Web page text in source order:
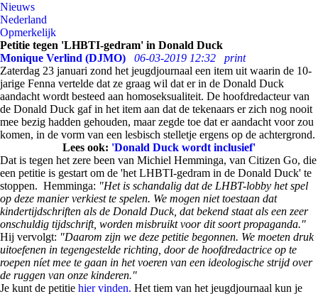
Nieuws
Nederland
Opmerkelijk
Petitie tegen 'LHBTI-gedram' in Donald Duck
Monique Verlind (DJMO)
06-03-2019 12:32
print
Zaterdag 23 januari zond het jeugdjournaal een item uit waarin de 10-
jarige Fenna vertelde dat ze graag wil dat er in de Donald Duck
aandacht wordt besteed aan homoseksualiteit. De hoofdredacteur van
de Donald Duck gaf in het item aan dat de tekenaars er zich nog nooit
mee bezig hadden gehouden, maar zegde toe dat er aandacht voor zou
komen, in de vorm van een lesbisch stelletje ergens op de achtergrond.
Lees ook: 'Donald Duck wordt inclusief'
Dat is tegen het zere been van Michiel Hemminga, van Citizen Go, die
een petitie is gestart om de 'het LHBTI-gedram in de Donald Duck' te
stoppen. Hemminga: "Het is schandalig dat de LHBT-lobby het spel
op deze manier verkiest te spelen. We mogen niet toestaan dat
kindertijdschriften als de Donald Duck, dat bekend staat als een zeer
onschuldig tijdschrift, worden misbruikt voor dit soort propaganda."
Hij vervolgt: "Daarom zijn we deze petitie begonnen. We moeten druk
uitoefenen in tegengestelde richting, door de hoofdredactrice op te
roepen níet mee te gaan in het voeren van een ideologische strijd over
de ruggen van onze kinderen."
Je kunt de petitie hier vinden. Het tiem van het jeugdjournaal kun je